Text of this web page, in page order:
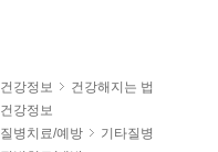
건강정보
건강해지는 법
건강정보
질병치료/예방
기타질병